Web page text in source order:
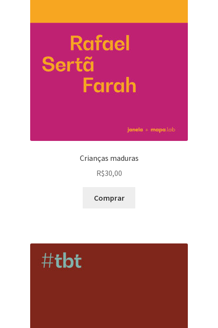
Crianças maduras
R$30,00
Comprar